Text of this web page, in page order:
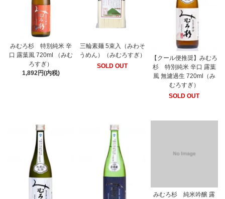
みむろ杉 特別純米 辛
口 露葉風 720ml （みむ
ろすぎ）
1,892円(内税)
三輪素麺 5束入（みわそ
うめん）（みむろすぎ）
SOLD OUT
【クール便推奨】みむろ
杉 特別純米 辛口 露葉
風 無濾過生 720ml（み
むろすぎ）
SOLD OUT
みむろ杉 純米吟醸 露